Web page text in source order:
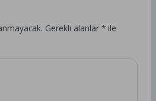
Gerekli alanlar* ile